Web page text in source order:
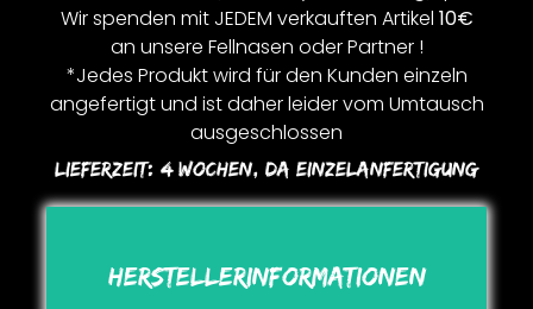
Wir spenden mit JEDEM verkauften Artikel 10€
an unsere Fellnasen oder Partner !
*Jedes Produkt wird für den Kunden einzeln
angefertigt und ist daher leider vom Umtausch
ausgeschlossen
Lieferzeit: 4 Wochen, Da Einzelanfertigung
Herstellerinformationen